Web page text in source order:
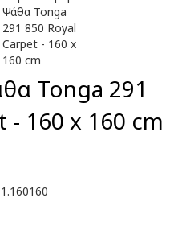
Tonga 291
- 160 x 160 cm